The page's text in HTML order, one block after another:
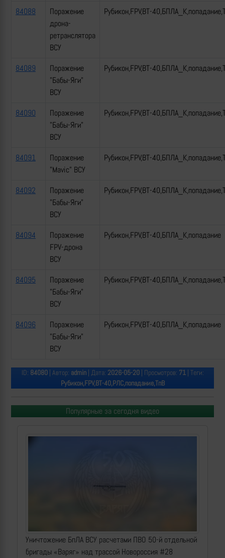
84088
Поражение
дрона-
ретранслятора
ВСУ
Рубикон,FPV,ВТ-
84089
Поражение
"Бабы-Яги"
ВСУ
Рубикон,FPV,ВТ-
84090
Поражение
"Бабы-Яги"
ВСУ
Рубикон,FPV,ВТ-
84091
Поражение
"Mavic" ВСУ
Рубикон,FPV,ВТ-
84092
Поражение
"Бабы-Яги"
ВСУ
Рубикон,FPV,ВТ-
84094
Поражение
FPV-дрона
ВСУ
Рубикон,FPV,ВТ-40,БПЛА_К,попадание
84095
Поражение
"Бабы-Яги"
ВСУ
Рубикон,FPV,ВТ-
84096
Поражение
"Бабы-Яги"
ВСУ
Рубикон,FPV,ВТ-40,БПЛА_К,попадание
ID: 84080| Автор: admin| Дата: 2026-05-20| Просмотров: 71| Теги:
Рубикон,FPV,ВТ-40,РЛС,попадание,ТпВ
Популярные за сегодня видео
Уничтожение БпЛА ВСУ расчетами ПВО 50-й отдельной
бригады «Варяг» над трассой Новороссия #28